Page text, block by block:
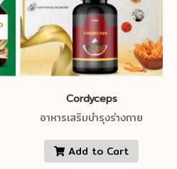
Cordyceps
อาหารเสริมบำรุงร่างกาย
Add to Cart